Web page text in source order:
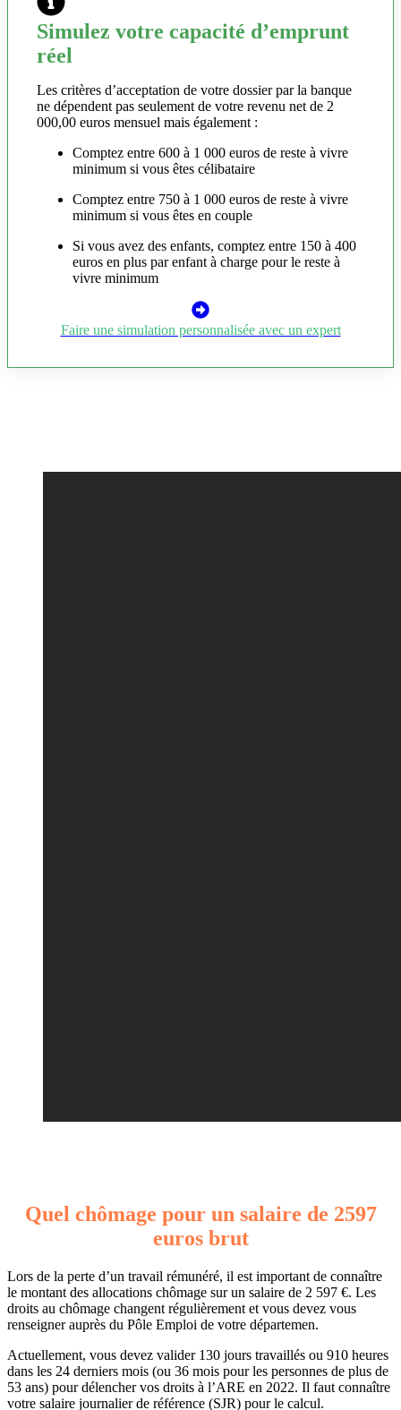
Simulez votre capacité d’emprunt
réel
Les critères d’acceptation de votre dossier par la banque
ne dépendent pas seulement de votre revenu net de 2
000,00 euros mensuel mais également :
Comptez entre 600 à 1 000 euros de reste à vivre
minimum si vous êtes célibataire
Comptez entre 750 à 1 000 euros de reste à vivre
minimum si vous êtes en couple
Si vous avez des enfants, comptez entre 150 à 400
euros en plus par enfant à charge pour le reste à
vivre minimum
Faire une simulation personnalisée avec un expert
Quel chômage pour un salaire de 2597
euros brut
Lors de la perte d’un travail rémunéré, il est important de connaître
le montant des allocations chômage sur un salaire de 2 597 €. Les
droits au chômage changent régulièrement et vous devez vous
renseigner auprès du Pôle Emploi de votre départemen.
Actuellement, vous devez valider 130 jours travaillés ou 910 heures
dans les 24 derniers mois (ou 36 mois pour les personnes de plus de
53 ans) pour délencher vos droits à l’ARE en 2022. Il faut connaître
votre salaire journalier de référence (SJR) pour le calcul.